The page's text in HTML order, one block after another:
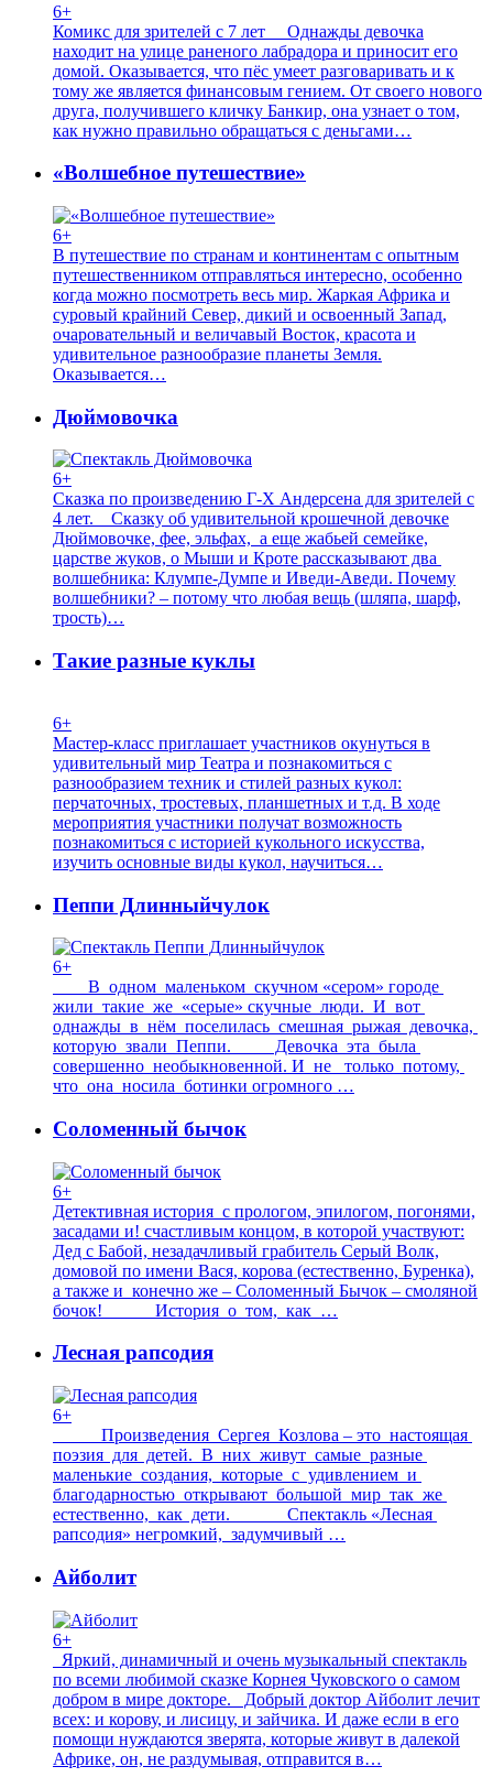
6+
Комикс для зрителей с 7 лет Однажды девочка
находит на улице раненого лабрадора и приносит его
домой. Оказывается, что пёс умеет разговаривать и к
тому же является финансовым гением. От своего нового
друга, получившего кличку Банкир, она узнает о том,
как нужно правильно обращаться с деньгами…
«Волшебное путешествие»
6+
В путешествие по странам и континентам с опытным
путешественником отправляться интересно, особенно
когда можно посмотреть весь мир. Жаркая Африка и
суровый крайний Север, дикий и освоенный Запад,
очаровательный и величавый Восток, красота и
удивительное разнообразие планеты Земля.
Оказывается…
Дюймовочка
6+
Сказка по произведению Г-Х Андерсена для зрителей с
4 лет. Сказку об удивительной крошечной девочке
Дюймовочке, фее, эльфах, а еще жабьей семейке,
царстве жуков, о Мыши и Кроте рассказывают два
волшебника: Клумпе-Думпе и Иведи-Аведи. Почему
волшебники? – потому что любая вещь (шляпа, шарф,
трость)…
Такие разные куклы
6+
Мастер-класс приглашает участников окунуться в
удивительный мир Театра и познакомиться с
разнообразием техник и стилей разных кукол:
перчаточных, тростевых, планшетных и т.д. В ходе
мероприятия участники получат возможность
познакомиться с историей кукольного искусства,
изучить основные виды кукол, научиться…
Пеппи Длинныйчулок
6+
В одном маленьком скучном «сером» городе
жили такие же «серые» скучные люди. И вот
однажды в нём поселилась смешная рыжая девочка,
которую звали Пеппи. Девочка эта была
совершенно необыкновенной. И не только потому,
что она носила ботинки огромного …
Соломенный бычок
6+
Детективная история с прологом, эпилогом, погонями,
засадами и! счастливым концом, в которой участвуют:
Дед с Бабой, незадачливый грабитель Серый Волк,
домовой по имени Вася, корова (естественно, Буренка),
а также и конечно же – Соломенный Бычок – смоляной
бочок! История о том, как …
Лесная рапсодия
6+
Произведения Сергея Козлова – это настоящая
поэзия для детей. В них живут самые разные
маленькие создания, которые с удивлением и
благодарностью открывают большой мир так же
естественно, как дети. Спектакль «Лесная
рапсодия» негромкий, задумчивый …
Айболит
6+
Яркий, динамичный и очень музыкальный спектакль
по всеми любимой сказке Корнея Чуковского о самом
добром в мире докторе. Добрый доктор Айболит лечит
всех: и корову, и лисицу, и зайчика. И даже если в его
помощи нуждаются зверята, которые живут в далекой
Африке, он, не раздумывая, отправится в…